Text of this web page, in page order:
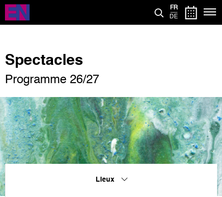
Aller
contenu
FR
DE
Spectacles
Programme 26/27
Lieux